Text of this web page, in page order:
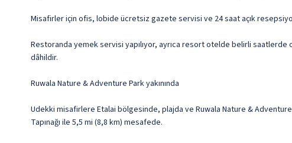
Misafirler için ofis, lobide ücretsiz gazete servisi ve 24 saat açık
Restoranda yemek servisi yapılıyor, ayrıca resort otelde belirli saatlerde
dâhildir.
Ruwala Nature & Adventure Park yakınında
Udekki misafirlere Etalai bölgesinde, plajda ve Ruwala Nature &
Tapınağı ile 5,5 mi (8,8 km) mesafede.